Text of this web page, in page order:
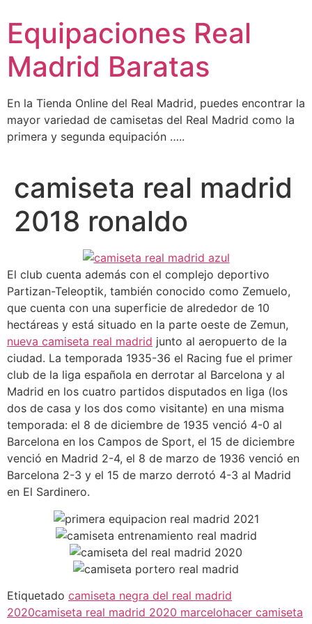
contenido
Equipaciones Real
Madrid Baratas
En la Tienda Online del Real Madrid, puedes encontrar la
mayor variedad de camisetas del Real Madrid como la
primera y segunda equipación …..
camiseta real madrid
2018 ronaldo
El club cuenta además con el complejo deportivo
Partizan-Teleoptik, también conocido como Zemuelo,
que cuenta con una superficie de alrededor de 10
hectáreas y está situado en la parte oeste de Zemun,
nueva camiseta real madrid junto al aeropuerto de la
ciudad. La temporada 1935-36 el Racing fue el primer
club de la liga española en derrotar al Barcelona y al
Madrid en los cuatro partidos disputados en liga (los
dos de casa y los dos como visitante) en una misma
temporada: el 8 de diciembre de 1935 venció 4-0 al
Barcelona en los Campos de Sport, el 15 de diciembre
venció en Madrid 2-4, el 8 de marzo de 1936 venció en
Barcelona 2-3 y el 15 de marzo derrotó 4-3 al Madrid
en El Sardinero.
Etiquetado camiseta negra del real madrid
2020camiseta real madrid 2020 marcelohacer camiseta